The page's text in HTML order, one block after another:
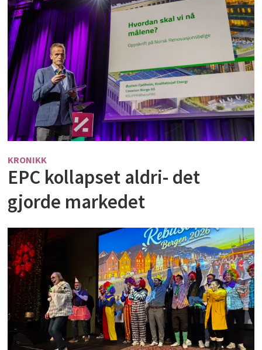
KRONIKK
EPC kollapset aldri- det
gjorde markedet